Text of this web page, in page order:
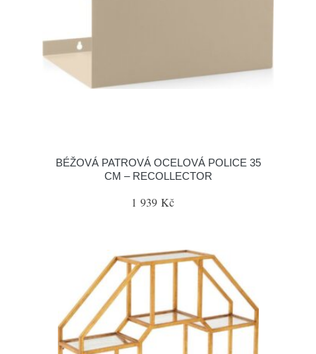
BÉŽOVÁ PATROVÁ OCELOVÁ POLICE 35
CM – RECOLLECTOR
1 939 Kč